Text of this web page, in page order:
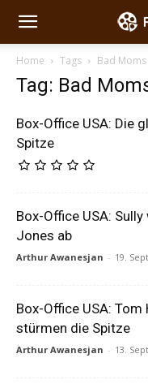
Home Tags Bad
Tag: Bad
Box-Office USA: Die
Spitze
Box-Office USA:
Jones ab
Arthur Awanesjan - 19.
Box-Office USA:
stürmen die Spitze
Arthur Awanesjan - 13.